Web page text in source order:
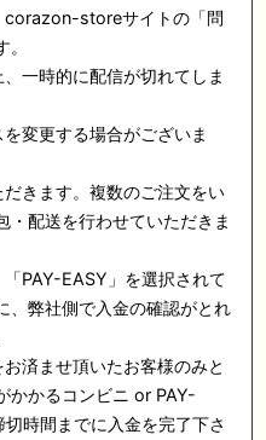
corazon-storeサイトの「問
一時的に配信が切れてしま
変更する場合がございま
きます。複数のご注文をい
・配送を行わせていただきま
PAY-EASY」を選択されて
、弊社側で入金の確認がとれ
済ませ頂いたお客様のみと
かかるコンビニ or PAY-
時間までに入金を完了下さ